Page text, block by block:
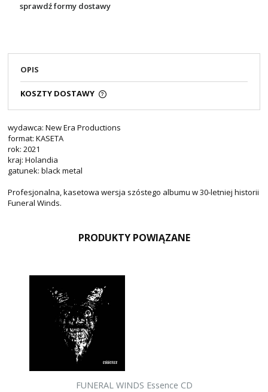
sprawdź formy dostawy
OPIS
KOSZTY DOSTAWY
wydawca: New Era Productions
format: KASETA
rok: 2021
kraj: Holandia
gatunek: black metal
Profesjonalna, kasetowa wersja szóstego albumu w 30-letniej historii
Funeral Winds.
PRODUKTY POWIĄZANE
FUNERAL WINDS Essence CD